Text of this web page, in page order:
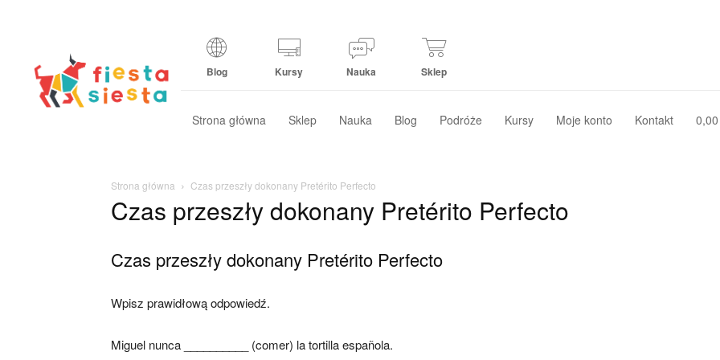
Blog Kursy Nauka Sklep
Strona główna Sklep Nauka Blog Podróże Kursy Moje konto Kontakt 0,00
Strona główna Czas przeszły dokonany Pretérito Perfecto
Czas przeszły dokonany Pretérito Perfecto
Czas przeszły dokonany Pretérito Perfecto
Wpisz prawidłową odpowiedź.
Miguel nunca __________ (comer) la tortilla española.